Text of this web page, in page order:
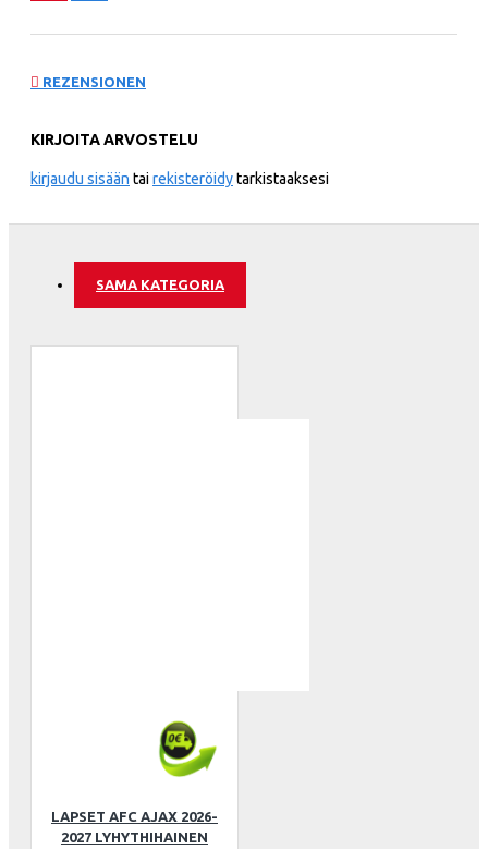
REZENSIONEN
KIRJOITA ARVOSTELU
kirjaudu sisään tairekisteröidytarkistaaksesi
SAMA KATEGORIA
LAPSET AFC AJAX 2026-
2027 LYHYTHIHAINEN